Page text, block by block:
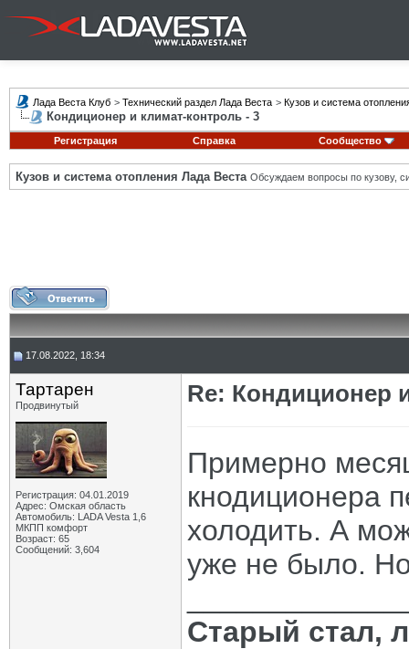
Лада Веста Клуб > Технический раздел Лада Веста > Кузов и система
Кондиционер и климат-контроль - 3
Регистрация Справка Сообщество
Кузов и система отопления Лада Веста Обсуждаем вопросы по кузову,
17.08.2022, 18:34
Тартарен
Продвинутый
Регистрация: 04.01.2019
Адрес: Омская область
Автомобиль: LADA Vesta 1,6
МКПП комфорт
Возраст: 65
Сообщений: 3,604
Re: Кондиционер
Примерно
кнодиционера
холодить. А
уже не было.
Старый стал,